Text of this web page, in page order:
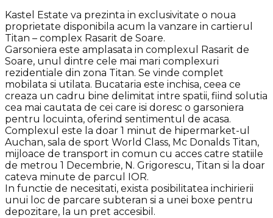
Kastel Estate va prezinta in exclusivitate o noua
proprietate disponibila acum la vanzare in cartierul
Titan – complex Rasarit de Soare.
Garsoniera este amplasata in complexul Rasarit de
Soare, unul dintre cele mai mari complexuri
rezidentiale din zona Titan. Se vinde complet
mobilata si utilata. Bucataria este inchisa, ceea ce
creaza un cadru bine delimitat intre spatii, fiind solutia
cea mai cautata de cei care isi doresc o garsoniera
pentru locuinta, oferind sentimentul de acasa.
Complexul este la doar 1 minut de hipermarket-ul
Auchan, sala de sport World Class, Mc Donalds Titan,
mijloace de transport in comun cu acces catre statiile
de metrou 1 Decembrie, N. Grigorescu, Titan si la doar
cateva minute de parcul IOR.
In functie de necesitati, exista posibilitatea inchirierii
unui loc de parcare subteran si a unei boxe pentru
depozitare, la un pret accesibil.